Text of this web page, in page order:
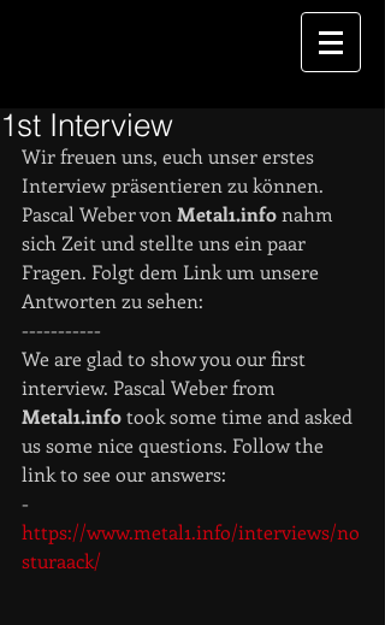
1st Interview
Wir freuen uns, euch unser erstes
Interview präsentieren zu können.
Pascal Weber von Metal1.info nahm
sich Zeit und stellte uns ein paar
Fragen. Folgt dem Link um unsere
Antworten zu sehen:
-----------
We are glad to show you our first
interview. Pascal Weber from
Metal1.info took some time and asked
us some nice questions. Follow the
link to see our answers:
-
https://www.metal1.info/interviews/no
sturaack/